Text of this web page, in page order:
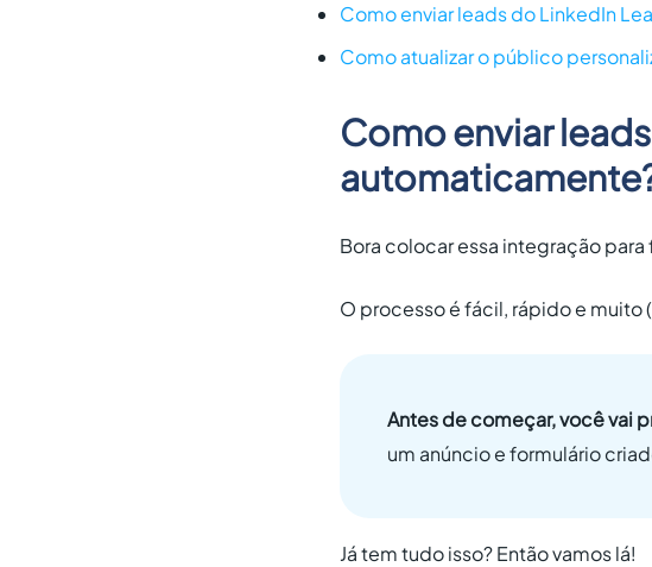
Como enviar leads do LinkedIn
Como atualizar o público
Como enviar
Bora colocar essa integração para
O processo é fácil, rápido e muito
Antes de começar, você vai
um anúncio e formulário
Já tem tudo isso? Então vamos lá!